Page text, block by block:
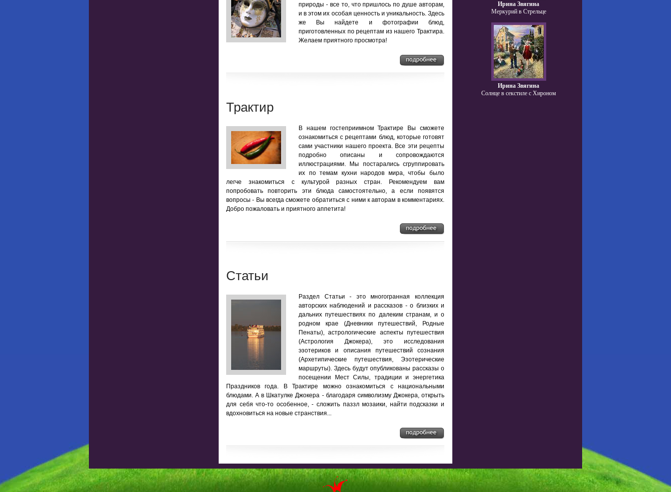
природы - все то, что пришлось по душе авторам,
и в этом их особая ценность и уникальность. Здесь
же Вы найдете и фотографии блюд,
приготовленных по рецептам из нашего Трактира.
Желаем приятного просмотра!
Трактир
В нашем гостеприимном Трактире Вы сможете
ознакомиться с рецептами блюд, которые готовят
сами участники нашего проекта. Все эти рецепты
подробно описаны и сопровождаются
иллюстрациями. Мы постарались сгруппировать
их по темам кухни народов мира, чтобы было
легче знакомиться с культурой разных стран. Рекомендуем вам
попробовать повторить эти блюда самостоятельно, а если появятся
вопросы - Вы всегда сможете обратиться с ними к авторам в комментариях.
Добро пожаловать и приятного аппетита!
Статьи
Раздел Статьи - это многогранная коллекция
авторских наблюдений и рассказов - о близких и
дальних путешествиях по далеким странам, и о
родном крае (Дневники путешествий, Родные
Пенаты), астрологические аспекты путешествия
(Астрология Джокера), это исследования
эзотериков и описания путешествий сознания
(Архетипические путешествия, Эзотерические
маршруты). Здесь будут опубликованы рассказы о
посещении Мест Силы, традиции и энергетика
Праздников года. В Трактире можно ознакомиться с национальными
блюдами. А в Шкатулке Джокера - благодаря символизму Джокера, открыть
для себя что-то особенное, - сложить паззл мозаики, найти подсказки и
вдохновиться на новые странствия...
Ирина Звягина
Меркурий в Стрельце
Ирина Звягина
Солнце в секстиле с Хироном